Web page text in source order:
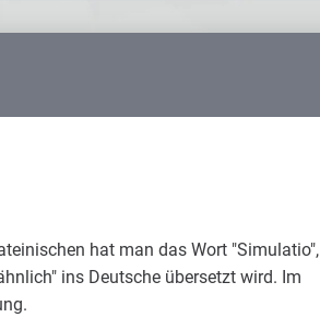
hat man das Wort "Simulatio",
ins Deutsche übersetzt wird. Im